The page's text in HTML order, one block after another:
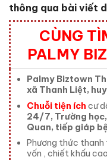
thông qua bài viết
CÙNG
PALMY
Palmy Biztown
xã Thanh Liệt,
Chuỗi tiện ích cư
24/7, Trường học,
Quan, tiếp giáp
Phương thức thanh
vốn , chiết khấu cao